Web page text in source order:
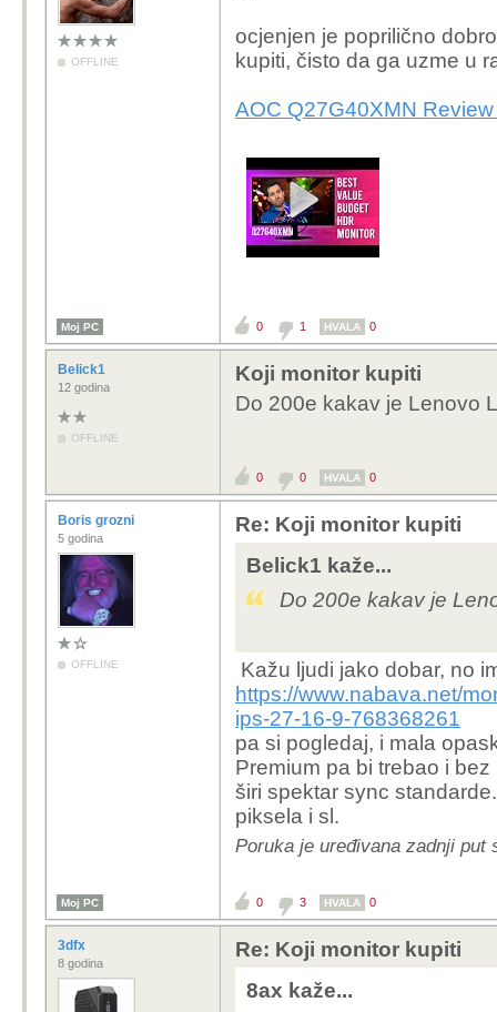
OFFLINE
ocjenjen je poprilično
kupiti, čisto da ga uzme u
AOC Q27G40XMN
Moj PC 0 1 HVALA 0
Belick1
12 godina
OFFLINE
Koji monitor kupiti
Do 200e kakav je Lenovo
0 0 HVALA 0
Boris grozni
5 godina
OFFLINE
Re: Koji monitor kupiti
Belick1 kaže...
Do 200e kakav je
Kažu ljudi jako dobar, no
https://www.nabava.net/
ips-27-16-9-768368261
pa si pogledaj, i mala
Premium pa bi trebao i
širi spektar sync
piksela i sl.
Poruka je uređivana zadnji put
Moj PC 0 3 HVALA 0
3dfx
8 godina
Re: Koji monitor kupiti
8ax kaže...